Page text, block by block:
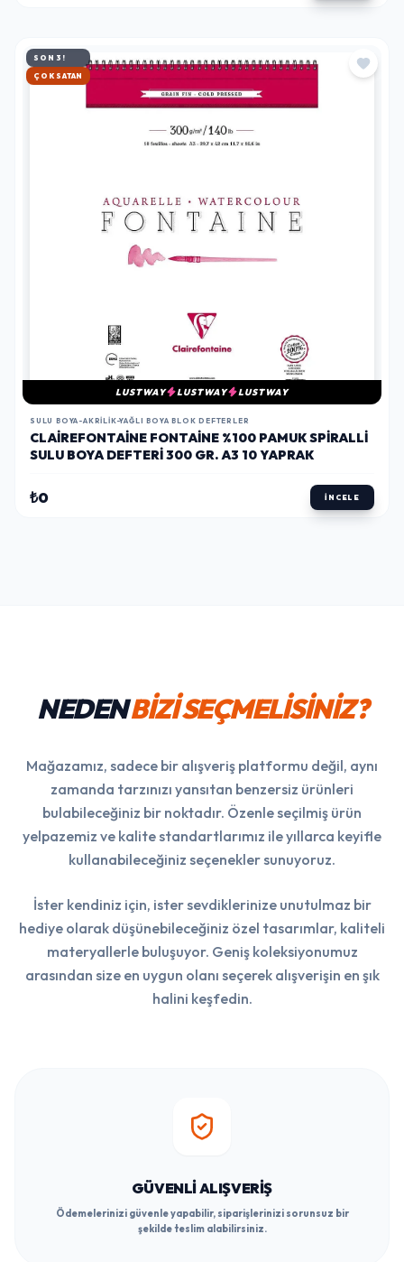
SON 3!
HIZLI KARGO
LUSTWAY LUSTWAY LUSTWAY
SULU BOYA-AKRILIK-YAĞLI BOYA BLOK DEFTERLER
CLAIREFONTAINE FONTAINE %100 PAMUK SPIRALLI
SULU BOYA DEFTERI 300 GR. A3 10 YAPRAK
₺0 İNCELE
NEDENBİZİ SEÇMELİSİNİZ?
Mağazamız, sadece bir alışveriş platformu değil, aynı
zamanda tarzınızı yansıtan benzersiz ürünleri
bulabileceğiniz bir noktadır. Özenle seçilmiş ürün
yelpazemiz ve kalite standartlarımız ile yıllarca keyifle
kullanabileceğiniz seçenekler sunuyoruz.
İster kendiniz için, ister sevdiklerinize unutulmaz bir
hediye olarak düşünebileceğiniz özel tasarımlar, kaliteli
materyallerle buluşuyor. Geniş koleksiyonumuz
arasından size en uygun olanı seçerek alışverişin en şık
halini keşfedin.
GÜVENLI ALIŞVERIŞ
Ödemelerinizi güvenle yapabilir, siparişlerinizi sorunsuz bir
şekilde teslim alabilirsiniz.